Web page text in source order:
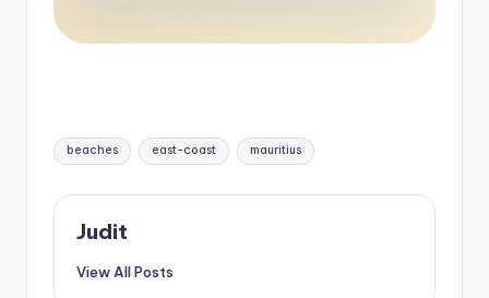
Tags:
beaches east-coast mauritius
Judit
View All Posts